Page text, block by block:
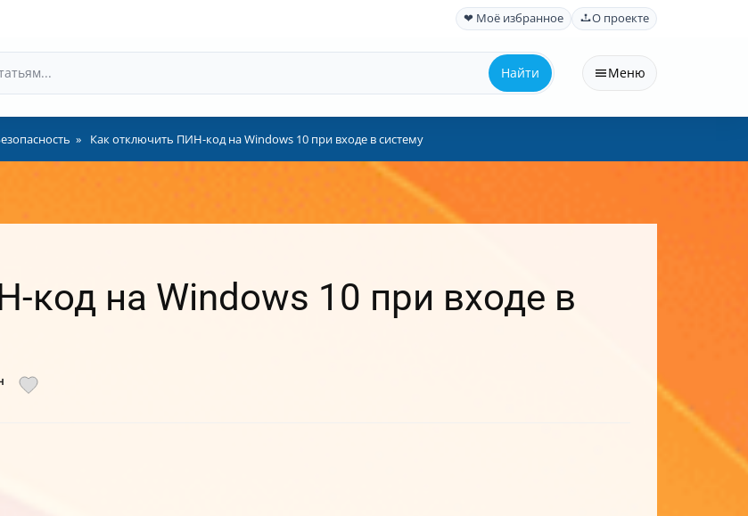
❤ Моё избранное О проекте
Найти Меню
Как отключить ПИН-код на Windows 10 при входе в систему
код на Windows 10 при входе в